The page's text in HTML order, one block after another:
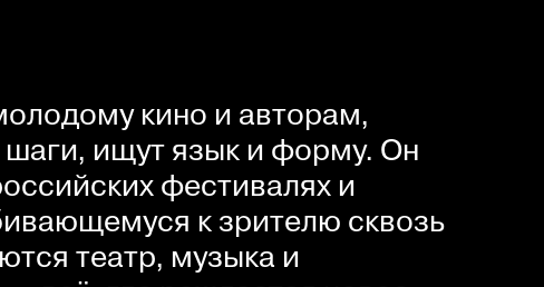
кино и авторам,
ищут язык и форму. Он
фестивалях и
к зрителю сквозь
театр, музыка и